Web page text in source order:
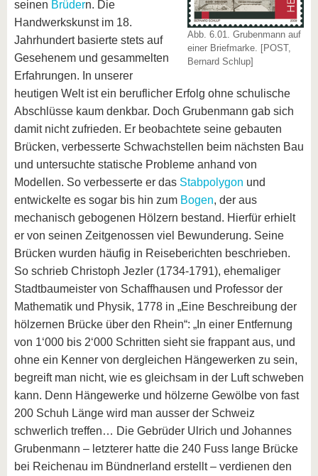
Abb. 6.01. Grubenmann auf
einer Briefmarke. [POST,
Bernard Schlup]
seinen Brüdern. Die
Handwerkskunst im 18.
Jahrhundert basierte stets auf
Gesehenem und gesammelten
Erfahrungen. In unserer
heutigen Welt ist ein beruflicher Erfolg ohne schulische
Abschlüsse kaum denkbar. Doch Grubenmann gab sich
damit nicht zufrieden. Er beobachtete seine gebauten
Brücken, verbesserte Schwachstellen beim nächsten Bau
und untersuchte statische Probleme anhand von
Modellen. So verbesserte er das Stabpolygon und
entwickelte es sogar bis hin zum Bogen, der aus
mechanisch gebogenen Hölzern bestand. Hierfür erhielt
er von seinen Zeitgenossen viel Bewunderung. Seine
Brücken wurden häufig in Reiseberichten beschrieben.
So schrieb Christoph Jezler (1734-1791), ehemaliger
Stadtbaumeister von Schaffhausen und Professor der
Mathematik und Physik, 1778 in „Eine Beschreibung der
hölzernen Brücke über den Rhein“: „In einer Entfernung
von 1‘000 bis 2‘000 Schritten sieht sie frappant aus, und
ohne ein Kenner von dergleichen Hängewerken zu sein,
begreift man nicht, wie es gleichsam in der Luft schweben
kann. Denn Hängewerke und hölzerne Gewölbe von fast
200 Schuh Länge wird man ausser der Schweiz
schwerlich treffen… Die Gebrüder Ulrich und Johannes
Grubenmann – letzterer hatte die 240 Fuss lange Brücke
bei Reichenau im Bündnerland erstellt – verdienen den